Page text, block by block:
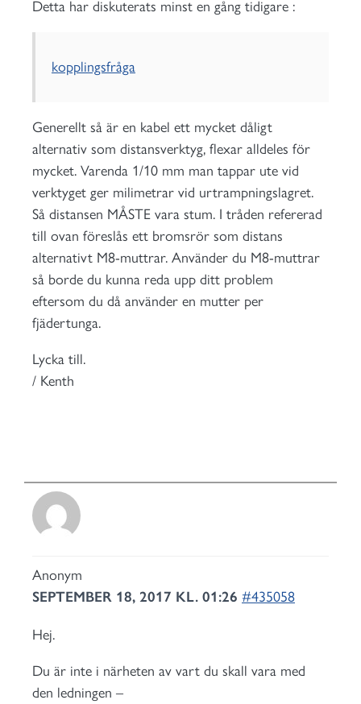
Detta har diskuterats minst en gång tidigare :
kopplingsfråga
Generellt så är en kabel ett mycket dåligt
alternativ som distansverktyg, flexar alldeles för
mycket. Varenda 1/10 mm man tappar ute vid
verktyget ger milimetrar vid urtrampningslagret.
Så distansen MÅSTE vara stum. I tråden refererad
till ovan föreslås ett bromsrör som distans
alternativt M8-muttrar. Använder du M8-muttrar
så borde du kunna reda upp ditt problem
eftersom du då använder en mutter per
fjädertunga.
Lycka till.
/ Kenth
Anonym
SEPTEMBER 18, 2017 KL. 01:26 #435058
Hej.
Du är inte i närheten av vart du skall vara med
den ledningen –